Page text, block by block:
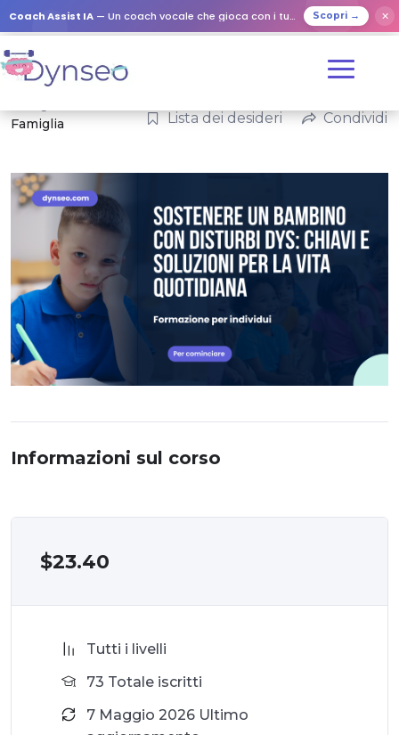
Coach Assist IA — Un coach vocale che gioca con i tuoi cari Scopri → ✕
Famiglia
Lista dei desideri Condividi
Informazioni sul corso
$23.40
Tutti i livelli
73 Totale iscritti
7 Maggio 2026 Ultimo